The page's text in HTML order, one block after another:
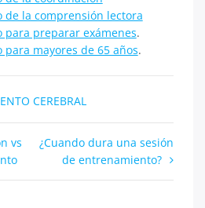
de la comprensión lectora
para preparar exámenes.
para mayores de 65 años.
CEREBRAL
vs
¿Cuando dura una sesión
de entrenamiento?